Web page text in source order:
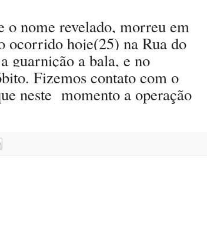
o nome revelado, morreu em
hoje(25) na Rua do
guarnição a bala, e no
Fizemos contato com o
neste momento a operação